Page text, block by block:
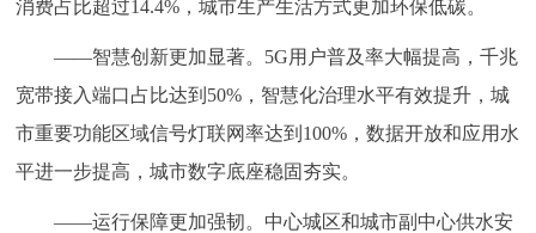
消费占比超过14.4%，城市生产生活方式更加环保低碳。
——智慧创新更加显著。5G用户普及率大幅提高，千兆
宽带接入端口占比达到50%，智慧化治理水平有效提升，城
市重要功能区域信号灯联网率达到100%，数据开放和应用水
平进一步提高，城市数字底座稳固夯实。
——运行保障更加强韧。中心城区和城市副中心供水安